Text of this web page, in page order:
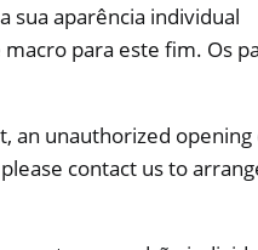
sua aparência individual
para este fim. Os
an unauthorized
contact us to